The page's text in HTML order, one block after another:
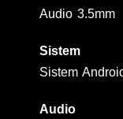
Audio 3.5mm
Sistem
Sistem
Audio